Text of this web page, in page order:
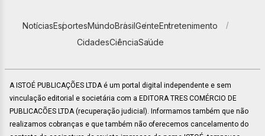
NotíciasEsportesMundoBrasilGenteEntretenimento
CidadesCiênciaSaúde
A ISTOÉ PUBLICAÇÕES LTDA é um portal digital independente e sem
vinculação editorial e societária com a EDITORA TRES COMÉRCIO DE
PUBLICACÕES LTDA (recuperação judicial). Informamos também que não
realizamos cobranças e que também não oferecemos cancelamento do